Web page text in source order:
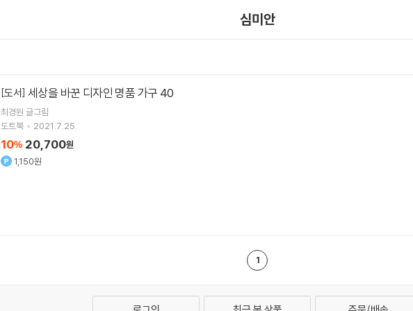
심미안
[도서] 세상을 바꾼 디자인 명품 가구 40
최경원 글그림
도트북
2021.7.25.
10% 20,700원
1,150원
1